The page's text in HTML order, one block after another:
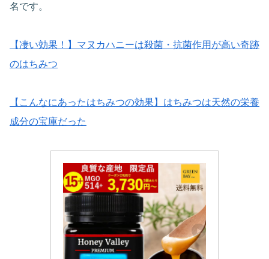
名です。
【凄い効果！】マヌカハニーは殺菌・抗菌作用が高い奇跡
のはちみつ
【こんなにあったはちみつの効果】はちみつは天然の栄養
成分の宝庫だった